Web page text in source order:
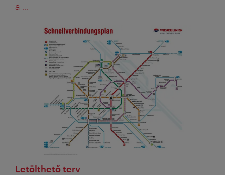
a ...
Kategória:
Letölthető terv